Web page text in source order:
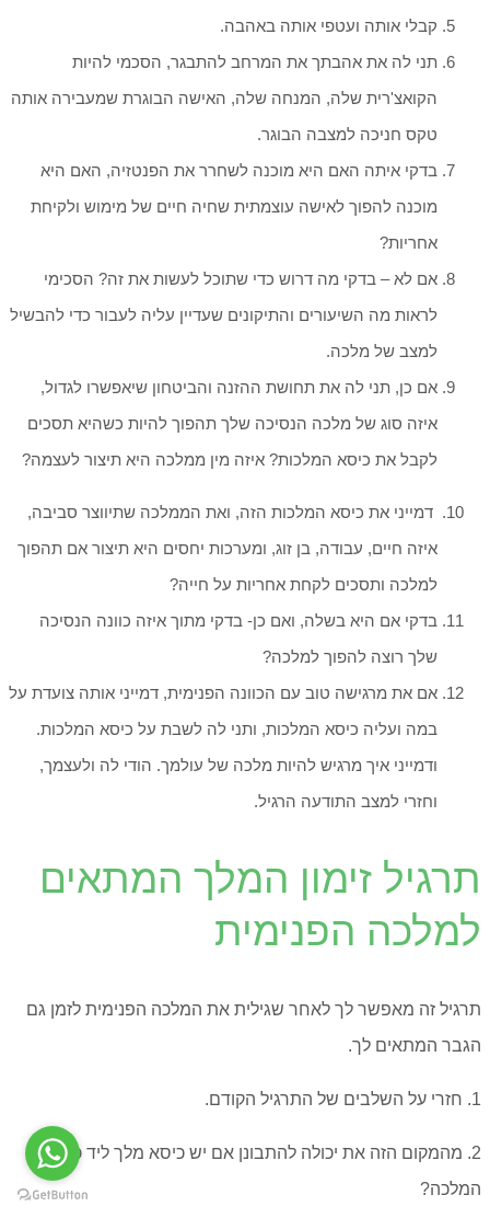
קבלי אותה ועטפי אותה באהבה.
תני לה את אהבתך את המרחב להתבגר, הסכמי להיות
הקואצ'רית שלה, המנחה שלה, האישה הבוגרת שמעבירה אותה
טקס חניכה למצבה הבוגר.
בדקי איתה האם היא מוכנה לשחרר את הפנטזיה, האם היא
מוכנה להפוך לאישה עוצמתית שחיה חיים של מימוש ולקיחת
אחריות?
אם לא – בדקי מה דרוש כדי שתוכל לעשות את זה? הסכימי
לראות מה השיעורים והתיקונים שעדיין עליה לעבור כדי להבשיל
למצב של מלכה.
אם כן, תני לה את תחושת ההזנה והביטחון שיאפשרו לגדול,
איזה סוג של מלכה הנסיכה שלך תהפוך להיות כשהיא תסכים
לקבל את כיסא המלכות? איזה מין ממלכה היא תיצור לעצמה?
דמייני את כיסא המלכות הזה, ואת הממלכה שתיווצר סביבה,
איזה חיים, עבודה, בן זוג, ומערכות יחסים היא תיצור אם תהפוך
למלכה ותסכים לקחת אחריות על חייה?
בדקי אם היא בשלה, ואם כן- בדקי מתוך איזה כוונה הנסיכה
שלך רוצה להפוך למלכה?
אם את מרגישה טוב עם הכוונה הפנימית, דמייני אותה צועדת על
במה ועליה כיסא המלכות, ותני לה לשבת על כיסא המלכות.
ודמייני איך מרגיש להיות מלכה של עולמך. הודי לה ולעצמך,
וחזרי למצב התודעה הרגיל.
תרגיל זימון המלך המתאים
למלכה הפנימית
תרגיל זה מאפשר לך לאחר שגילית את המלכה הפנימית לזמן גם
הגבר המתאים לך.
1. חזרי על השלבים של התרגיל הקודם.
2. מהמקום הזה את יכולה להתבונן אם יש כיסא מלך ליד כיסא
המלכה?